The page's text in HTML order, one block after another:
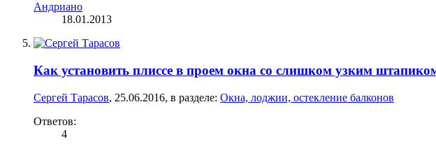
Андриано
18.01.2013
Как установить плиссе в проем окна со слишком узким
Сергей Тарасов, 25.06.2016, в разделе: Окна, лоджии, остекление балконов
Ответов:
4